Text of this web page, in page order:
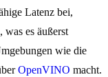
Latenz bei,
es äußerst
wie die
OpenVINO macht.